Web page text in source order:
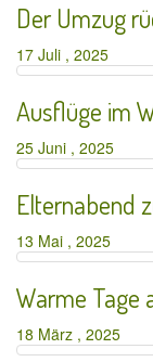
Der Umzug
17 Juli , 2025
Ausflüge im
25 Juni , 2025
Elternabend
13 Mai , 2025
Warme Tage
18 März , 2025